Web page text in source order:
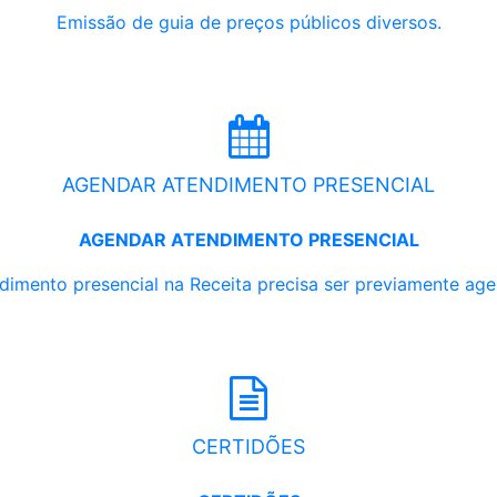
Emissão de guia de preços públicos diversos.
AGENDAR ATENDIMENTO PRESENCIAL
AGENDAR ATENDIMENTO PRESENCIAL
presencial na Receita precisa ser previamente
CERTIDÕES